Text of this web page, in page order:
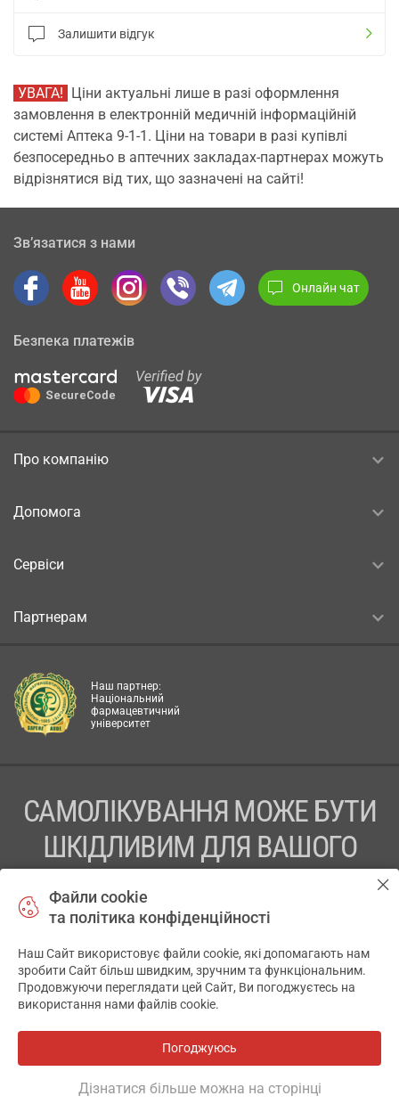
Залишити відгук
УВАГА! Ціни актуальні лише в разі оформлення
замовлення в електронній медичній інформаційній
системі Аптека 9-1-1. Ціни на товари в разі купівлі
безпосередньо в аптечних закладах-партнерах можуть
відрізнятися від тих, що зазначені на сайті!
Зв’язатися з нами
Онлайн чат
Безпека платежів
Про компанію
Допомога
Сервіси
Партнерам
Наш партнер:
Національний
фармацевтичний
університет
САМОЛІКУВАННЯ МОЖЕ БУТИ
ШКІДЛИВИМ ДЛЯ ВАШОГО
ПЕРЕД ЗАСТОСУВАННЯМ ПРЕПАРАТУ ПРОКОНСУЛЬТУЙТЕСЬ
ТОВ «АПТЕКА 911.ЮА» Код ЄДРПОУ 43631965.
Відмова від відповідальності
© 2014-2026. Медична інформаційна система АПТЕКА911.ЮА
Файли cookie
та політика конфіденційності
Наш Сайт використовує файли cookie, які допомагають нам
зробити Сайт більш швидким, зручним та функціональним.
Продовжуючи переглядати цей Сайт, Ви погоджуєтесь на
використання нами файлів cookie.
Погоджуюсь
Дізнатися більше можна на сторінці
✕